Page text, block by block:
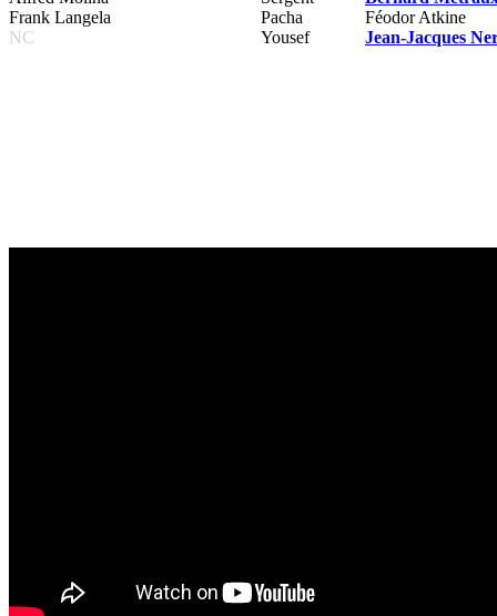
Frank Langela
Pacha
Féodor Atkine
NC
Yousef Jean-Jacques